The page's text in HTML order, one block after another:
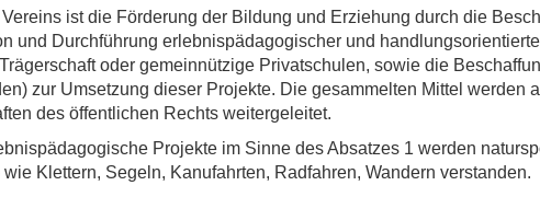
ist die Förderung der Bildung und Erziehung durch die
und Durchführung erlebnispädagogischer und
oder gemeinnützige Privatschulen, sowie die
zur Umsetzung dieser Projekte. Die gesammelten Mittel werden
des öffentlichen Rechts weitergeleitet.
Projekte im Sinne des Absatzes 1 werden
Klettern, Segeln, Kanufahrten, Radfahren, Wandern verstanden.